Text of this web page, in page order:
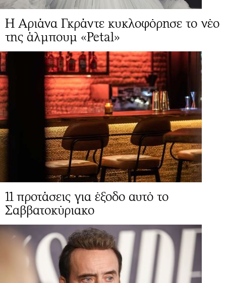
Η Αριάνα Γκράντε κυκλοφόρησε το νέο
της άλμπουμ «Petal»
11 προτάσεις για έξοδο αυτό το
Σαββατοκύριακο